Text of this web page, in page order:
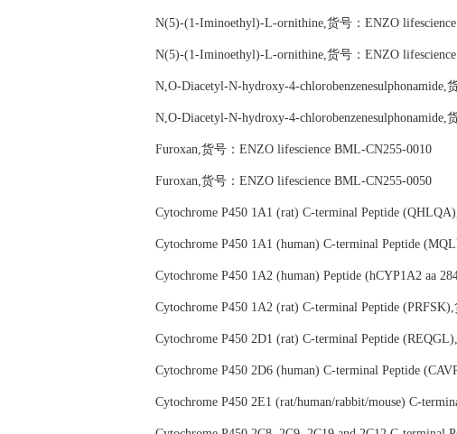
N(5)-(1-Iminoethyl)-L-ornithine,货号：ENZO
N(5)-(1-Iminoethyl)-L-ornithine,货号：ENZO
N,O-Diacetyl-N-hydroxy-4-
N,O-Diacetyl-N-hydroxy-4-
Furoxan,货号：ENZO lifescience BML-CN255-0010
Furoxan,货号：ENZO lifescience BML-CN255-0050
Cytochrome P450 1A1 (rat) C-terminal Peptide
Cytochrome P450 1A1 (human) C-terminal Peptide
Cytochrome P450 1A2 (human) Peptide (hCYP1A2 aa
Cytochrome P450 1A2 (rat) C-terminal Peptide
Cytochrome P450 2D1 (rat) C-terminal Peptide
Cytochrome P450 2D6 (human) C-terminal Peptide
Cytochrome P450 2E1 (rat/human/rabbit/mouse) C-